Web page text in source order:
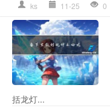
ks 11-25 0
括龙灯...